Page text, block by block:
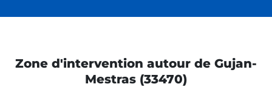
Zone d'intervention autour de Gujan-
Mestras (33470)